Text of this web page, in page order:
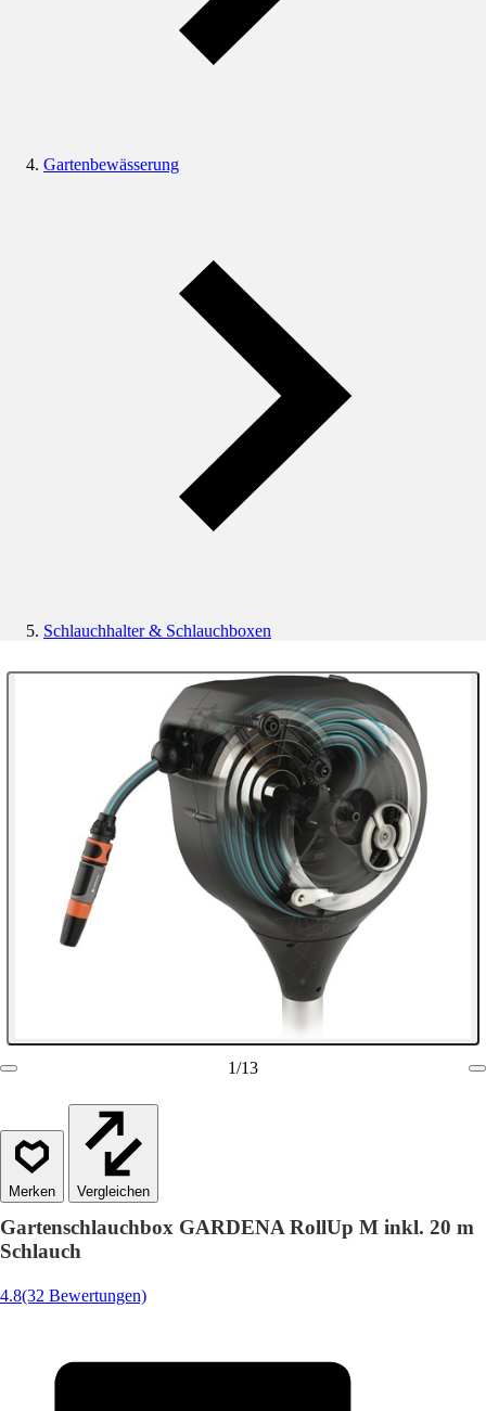
Gartenbewässerung
Schlauchhalter & Schlauchboxen
1/13
Vergleichen
Gartenschlauchbox GARDENA RollUp M inkl. 20 m
Schlauch
4.8(32 Bewertungen)